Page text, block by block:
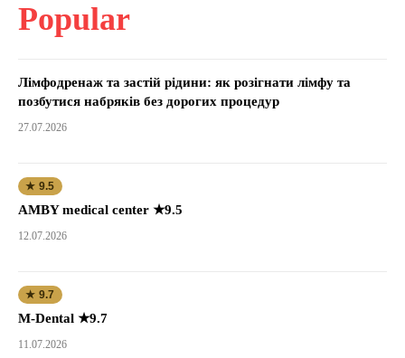
Popular
Лімфодренаж та застій рідини: як розігнати лімфу та
позбутися набряків без дорогих процедур
27.07.2026
★ 9.5
AMBY medical center ★9.5
12.07.2026
★ 9.7
M-Dental ★9.7
11.07.2026